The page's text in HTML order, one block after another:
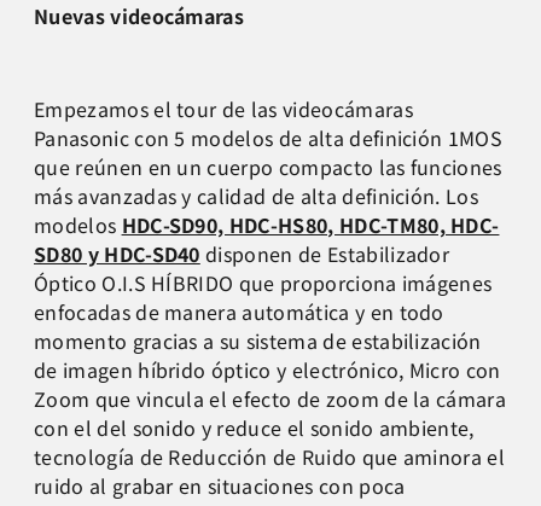
Nuevas videocámaras
Empezamosel tour de las videocámaras
Panasonic con 5 modelos de alta definición 1MOS
que reúnen en un cuerpo compacto las funciones
más avanzadas y calidad de alta definición. Los
modelos HDC-SD90, HDC-HS80, HDC-TM80, HDC-
SD80 y HDC-SD40 disponen de Estabilizador
Óptico O.I.S HÍBRIDO que proporciona imágenes
enfocadas de manera automática y en todo
momento gracias a su sistema de estabilización
de imagen híbrido óptico y electrónico, Micro con
Zoom que vincula el efecto de zoom de la cámara
con el del sonido y reduce el sonido ambiente,
tecnología de Reducción de Ruido que aminora el
ruido al grabar en situaciones con poca